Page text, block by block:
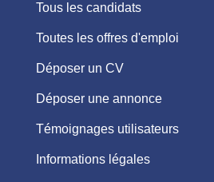
Tous les candidats
Toutes les offres d'emploi
Déposer un CV
Déposer une annonce
Témoignages utilisateurs
Informations légales